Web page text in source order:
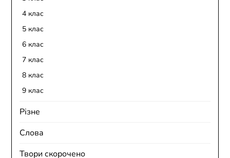
4 клас
5 клас
6 клас
7 клас
8 клас
9 клас
Різне
Слова
Твори скорочено